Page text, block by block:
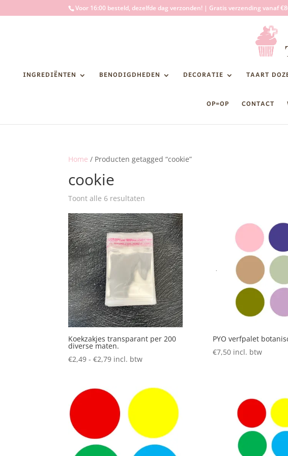
Voor 16:00 besteld, dezelfde dag verzonden! | Gratis verzending vanaf
INGREDIËNTEN BENODIGDHEDEN DECORATIE TAART
OP=OP CONTACT
Home / Producten getagged “cookie”
cookie
Toont alle 6 resultaten
Koekzakjes transparant per 200
diverse maten.
€2,49 - €2,79Prijsklasse:
€2,79
incl. btw
PYO verfpalet
€7,50 incl. btw